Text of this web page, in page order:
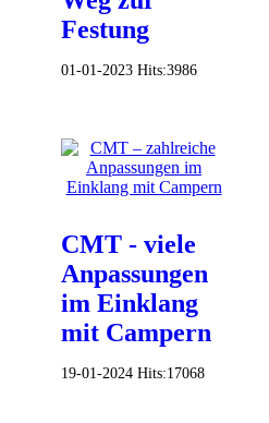
Festung
01-01-2023 Hits:3986
CMT - viele
Anpassungen
im Einklang
mit Campern
19-01-2024 Hits:17068